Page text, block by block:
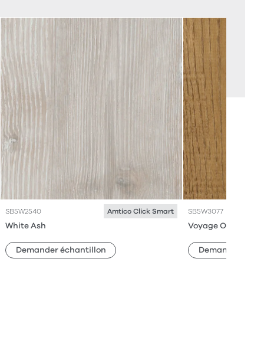
SB5W2540 Amtico Click Smart
White Ash
Demander échantillon
SB5W3077
Voyage Oak
Demander